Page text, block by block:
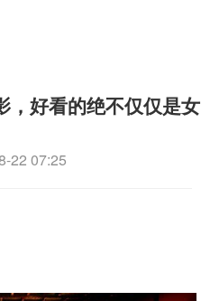
，好看的绝不仅仅是女
22 07:25